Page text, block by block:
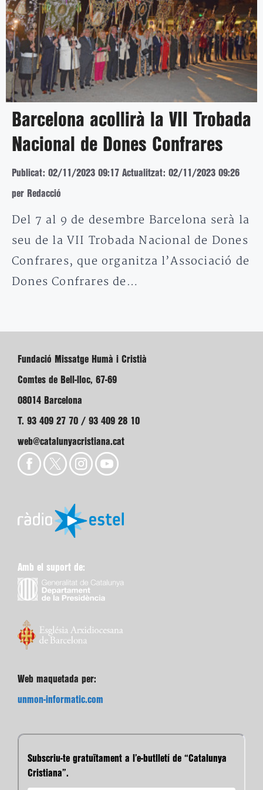
Barcelona acollirà la VII Trobada
Nacional de Dones Confrares
Publicat: 02/11/2023 09:17 Actualitzat: 02/11/2023 09:26
per Redacció
Del 7 al 9 de desembre Barcelona serà la
seu de la VII Trobada Nacional de Dones
Confrares, que organitza l’Associació de
Dones Confrares de…
Fundació Missatge Humà i Cristià
Comtes de Bell-lloc, 67-69
08014 Barcelona
T. 93 409 27 70 / 93 409 28 10
web@catalunyacristiana.cat
Amb el suport de:
Web maquetada per:
unmon-informatic.com
Subscriu-te gratuïtament a l’e-butlletí de “Catalunya
Cristiana”.